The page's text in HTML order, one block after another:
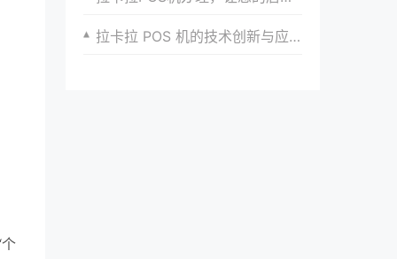
拉卡拉 POS 机的技术创新与应用前景